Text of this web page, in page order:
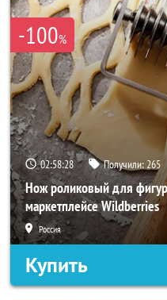
-100%
02:58:27 Получили:265
Нож роликовый для
маркетплейсе Wildberries
Россия
Купить